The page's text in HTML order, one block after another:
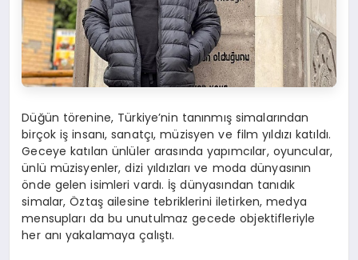
Düğün törenine, Türkiye’nin tanınmış simalarından
birçok iş insanı, sanatçı, müzisyen ve film yıldızı katıldı.
Geceye katılan ünlüler arasında yapımcılar, oyuncular,
ünlü müzisyenler, dizi yıldızları ve moda dünyasının
önde gelen isimleri vardı. İş dünyasından tanıdık
simalar, Öztaş ailesine tebriklerini iletirken, medya
mensupları da bu unutulmaz gecede objektifleriyle
her anı yakalamaya çalıştı.